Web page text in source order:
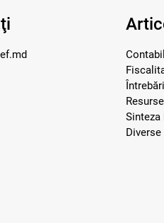
Sinteza
Diverse